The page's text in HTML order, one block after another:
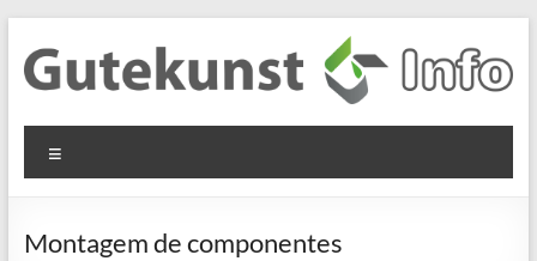
content
Gutekunst
Formfedern
GmbH
Informationen
Flachmaterial
Montagem de componentes